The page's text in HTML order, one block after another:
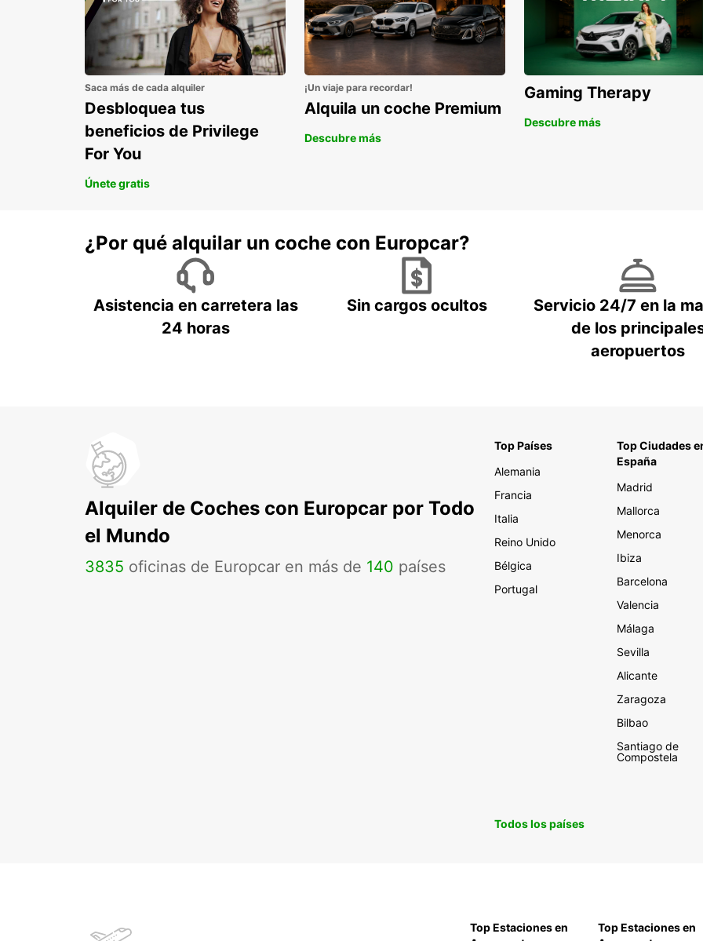
Saca más de cada alquiler
Desbloquea tus
beneficios de Privilege
For You
Únete gratis
¡Un viaje para recordar!
Alquila un coche Premium
Descubre más
Gaming Therapy
Descubre más
¿Por qué alquilar un coche con Europcar?
Asistencia en carretera las
24 horas
Sin cargos ocultos
Servicio 24/7 en la
de los
aeropuertos
Alquiler de Coches con Europcar por Todo
el Mundo
3835 oficinas de Europcar en más de 140 países
Top Países
Alemania
Francia
Italia
Reino Unido
Bélgica
Portugal
Top Ciudades
España
Madrid
Mallorca
Menorca
Ibiza
Barcelona
Valencia
Málaga
Sevilla
Alicante
Zaragoza
Bilbao
Santiago de
Compostela
Todos los países
Top Estaciones en
Top Estaciones en